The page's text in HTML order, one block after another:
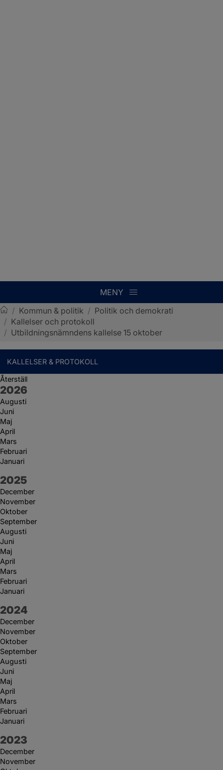
MENY
Sotenäs kommun
/ Kommun & politik / Politik och demokrati
/ Kallelser och protokoll
/ Utbildningsnämndens kallelse 15 oktober
KALLELSER & PROTOKOLL
Återställ
År:
2026
Augusti
Juni
Maj
April
Mars
Februari
Januari
År:
2025
December
November
Oktober
September
Augusti
Juni
Maj
April
Mars
Februari
Januari
År:
2024
December
November
Oktober
September
Augusti
Juni
Maj
April
Mars
Februari
Januari
År:
2023
December
November